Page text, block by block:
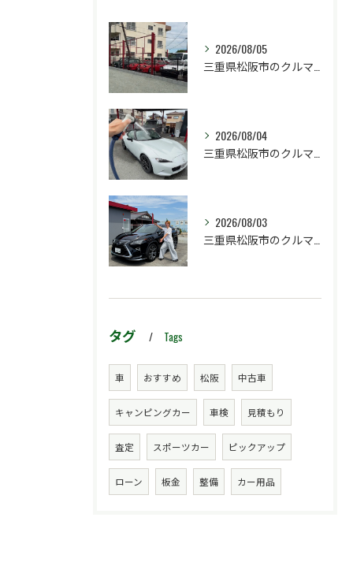
2026/08/05
2026/08/04
2026/08/03
タグ Tags
車 おすすめ 松阪 中古車
キャンピングカー 車検 見積もり
査定 スポーツカー ピックアップ
ローン 板金 整備 カー用品